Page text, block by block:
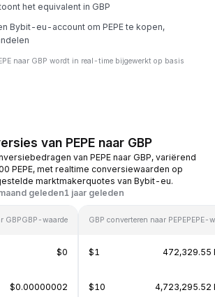
het equivalent in GBP
Bybit-eu-account om PEPE te kopen,
naar GBP wordt in real-time bijgewerkt op basis
van PEPE naar GBP
van PEPE naar GBP, variërend
PEPE, met realtime conversiewaarden op
marktmakerquotes van Bybit-eu.
geleden1 jaar geleden
GBPGBP-waarde
$0
$0.00000002
GBP converteren naar PEPEPEPE-
$1 472,329.55
$10 4,723,295.52